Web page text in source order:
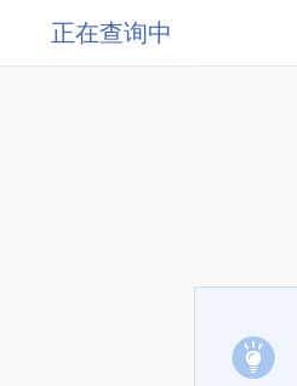
正在查询中